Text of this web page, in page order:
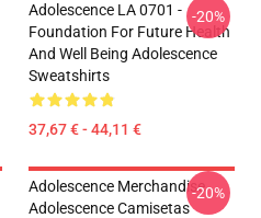
Adolescence LA 0701 -
Foundation For Future Health
And Well Being Adolescence
Sweatshirts
37,67 € - 44,11 €
-20%
Adolescence Merchandise
Adolescence Camisetas
-20%